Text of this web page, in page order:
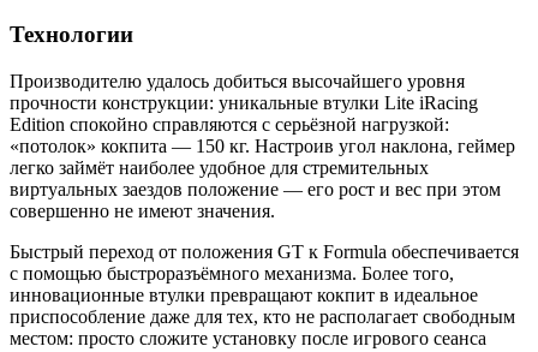
Технологии
Производителю удалось добиться высочайшего уровня
прочности конструкции: уникальные втулки Lite iRacing
Edition спокойно справляются с серьёзной нагрузкой:
«потолок» кокпита — 150 кг. Настроив угол наклона, геймер
легко займёт наиболее удобное для стремительных
виртуальных заездов положение — его рост и вес при этом
совершенно не имеют значения.
Быстрый переход от положения GT к Formula обеспечивается
с помощью быстроразъёмного механизма. Более того,
инновационные втулки превращают кокпит в идеальное
приспособление даже для тех, кто не располагает свободным
местом: просто сложите установку после игрового сеанса